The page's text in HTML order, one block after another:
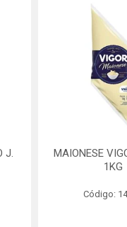
J.
MAIONESE
1KG
Código: